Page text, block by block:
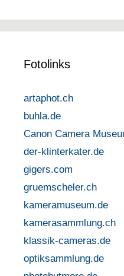
Fotolinks
artaphot.ch
buhla.de
Canon Camera
der-klinterkater.de
gigers.com
gruemscheler.ch
kameramuseum.de
kamerasammlung.ch
klassik-cameras.de
optiksammlung.de